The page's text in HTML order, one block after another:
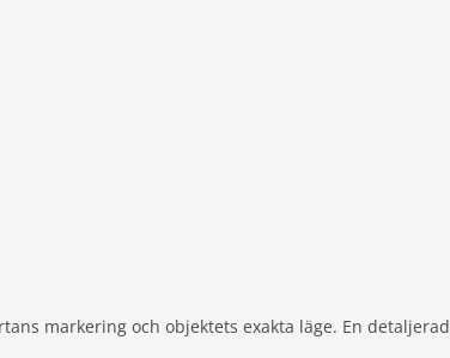
markering och objektets exakta läge. En detaljerad